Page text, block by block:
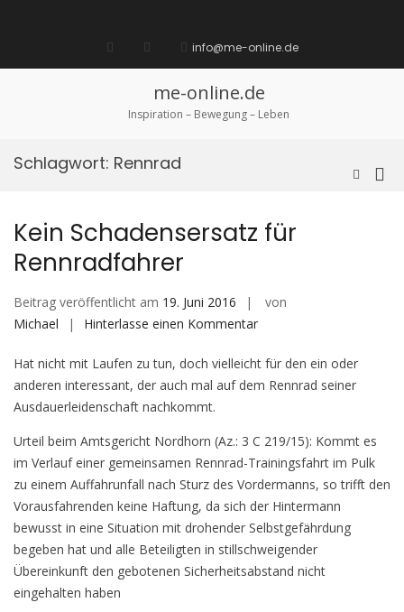
biete
/
Ich
suche
diese
Seite
info@me-online.de
me-online.de
Inspiration – Bewegung – Leben
Such-
Schlagwort: Rennrad
Kein Schadensersatz für
Rennradfahrer
Beitrag veröffentlicht am 19. Juni 2016
von
Michael
Hinterlasse einen Kommentarauf
Schadensersatz
für
Hat nicht mit Laufen zu tun, doch vielleicht für den ein oder
anderen interessant, der auch mal auf dem Rennrad seiner
Ausdauerleidenschaft nachkommt.
Urteil beim Amtsgericht Nordhorn (Az.: 3 C 219/15): Kommt es
im Verlauf einer gemeinsamen Rennrad-Trainingsfahrt im Pulk
zu einem Auffahrunfall nach Sturz des Vordermanns, so trifft den
Vorausfahrenden keine Haftung, da sich der Hintermann
bewusst in eine Situation mit drohender Selbstgefährdung
begeben hat und alle Beteiligten in stillschweigender
Übereinkunft den gebotenen Sicherheitsabstand nicht
eingehalten haben